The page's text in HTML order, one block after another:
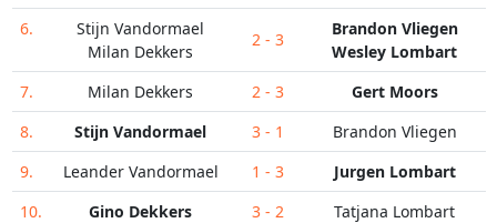
6.
Stijn Vandormael
Milan Dekkers
2 - 3
Brandon Vliegen
Wesley Lombart
7.
Milan Dekkers 2 - 3
Gert Moors
8.
Stijn Vandormael 3 - 1
Brandon Vliegen
9.
Leander Vandormael 1 - 3
Jurgen Lombart
10.
Gino Dekkers 3 - 2 Tatjana Lombart